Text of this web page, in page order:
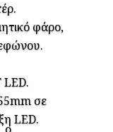
φάρο,
LED.
σε
LED.